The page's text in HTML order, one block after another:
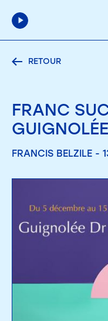
RETOUR
FRANC
FRANCIS BELZILE -